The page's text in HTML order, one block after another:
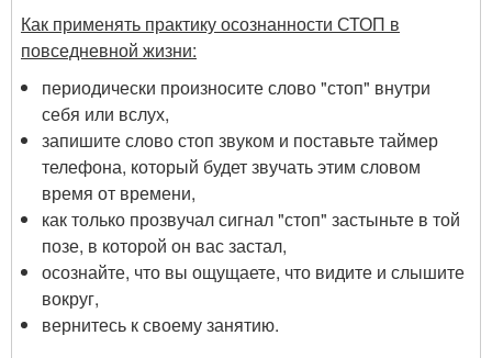
Как применять практику осознанности СТОП в
повседневной жизни:
периодически произносите слово "стоп" внутри
себя или вслух,
запишите слово стоп звуком и поставьте таймер
телефона, который будет звучать этим словом
время от времени,
как только прозвучал сигнал "стоп" застыньте в той
позе, в которой он вас застал,
осознайте, что вы ощущаете, что видите и слышите
вокруг,
вернитесь к своему занятию.